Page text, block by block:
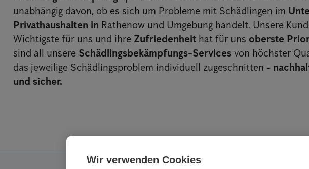
unabhängig davon, ob es sich um Probleme mit Schädlingen im
Privathaushalten in Rathenow und Umgebung handelt. Unsere
Wichtigste für uns und ihre Zufriedenheit hat für uns oberste
sind all unsere Schädlingsbekämpfungs-Services von höchster
das jeweilige Schädlingsproblem individuell zugeschnitten -
und sicher.
Wir verwenden Cookies